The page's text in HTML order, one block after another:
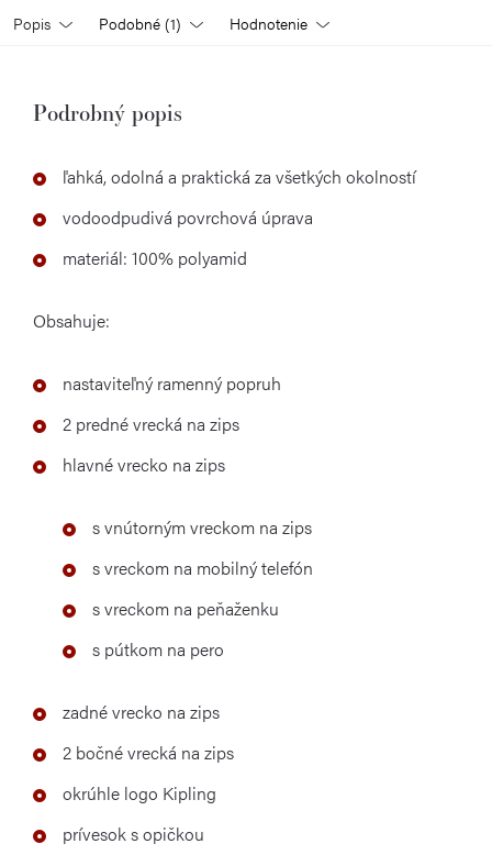
Popis Podobné (1) Hodnotenie
Podrobný popis
ľahká, odolná a praktická za všetkých okolností
vodoodpudivá povrchová úprava
materiál: 100% polyamid
Obsahuje:
nastaviteľný ramenný popruh
2 predné vrecká na zips
hlavné vrecko na zips
s vnútorným vreckom na zips
s vreckom na mobilný telefón
s vreckom na peňaženku
s pútkom na pero
zadné vrecko na zips
2 bočné vrecká na zips
okrúhle logo Kipling
prívesok s opičkou